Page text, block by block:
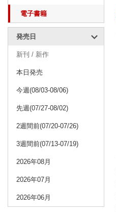
電子書籍
発売日
新刊 / 新作
本日発売
今週(08/03-08/06)
先週(07/27-08/02)
2週間前(07/20-07/26)
3週間前(07/13-07/19)
2026年08月
2026年07月
2026年06月